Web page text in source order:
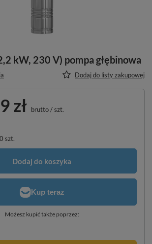
kW, 230 V) pompa głębinowa
Dodaj do listy zakupowej
zł brutto/szt.
szt.
Dodaj do koszyka
Możesz kupić także poprzez: